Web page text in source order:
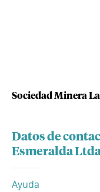
Sociedad Minera
Datos de
Esmeralda
Ayuda